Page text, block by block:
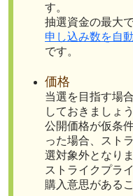
す。
抽選資金の最大
申し込み数を自
です。
価格
当選を目指す場合
しておきましょう
公開価格が仮条
った場合、スト
選対象外となりま
ストライクプラ
購入意思がある